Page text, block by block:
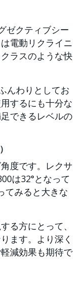
ゼクティブシー
電動リクライニ
ラスのような快
んわりとしてお
するにも十分な
できるレベルの
度です。レクサ
は32°となって
てみると大きな
る方にとって、
ます。より深く
減効果も期待で